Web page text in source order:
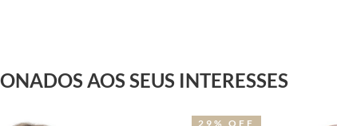
AOS SEUS INTERESSES
40% OFF